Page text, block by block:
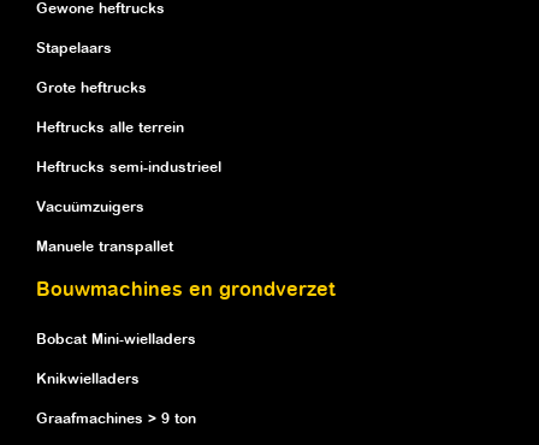
Gewone heftrucks
Stapelaars
Grote heftrucks
Heftrucks alle terrein
Heftrucks semi-industrieel
Vacuümzuigers
Manuele transpallet
Bouwmachines en grondverzet
Bobcat Mini-wielladers
Knikwielladers
Graafmachines > 9 ton